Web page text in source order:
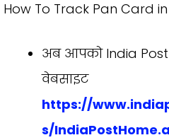
How To Track Pan Card
अब आपको India
वेबसाइट
https://
s/